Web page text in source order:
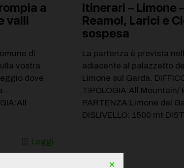
a
valli
di
vostra
dove
Leggi
Itinerari – Limone
Reamol, Larici e
sospesa
La partenza è prevista
adiacente al palazzetto
Limone sul Garda.
TIPOLOGIA:All Mountain/
PARTENZA:Limone del
DISLIVELLO: 1500 mt
×